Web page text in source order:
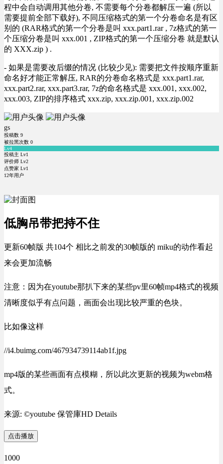
程中会自动调用其他分卷, 不需要每个分卷都解压一遍 (所以
需要提前全部下载好), 不同压缩格式的第一个分卷命名是有区
别的 (RAR格式的第一个分卷是叫 xxx.part1.rar , 7z格式的第一
个压缩分卷是叫 xxx.001 , ZIP格式的第一个压缩分卷 就是默认
的 XXX.zip ) .
- 如果是需要改后缀的情况 (比较少见): 需要把文件按顺序重新
命名好才能正常解压, RAR的分卷命名格式是 xxx.part1.rar,
xxx.part2.rar, xxx.part3.rar, 7z的命名格式是 xxx.001, xxx.002,
xxx.003, ZIP的排序格式 xxx.zip, xxx.zip.001, xxx.zip.002
gs
投稿数 9
被拉黑次数 0
Lv4
投稿主 Lv1
评价师 Lv2
点赞家 Lv1
12年用户
低胸吊带把持不住
更新60帧版 共104个 相比之前发的30帧版的 miku的动作看起
来会更加流畅
注意：因为在youtube那扒下来的某些pv里60帧mp4格式的视频
清晰度似乎有点问题，画面会出现比较严重的色块。
比如像这样
//i4.buimg.com/467934739114ab1f.jpg
mp4版的某些画面有点模糊，所以此次更新的视频为webm格
式。
来源: ©youtube 保管庫HD Details
点击播放
1000